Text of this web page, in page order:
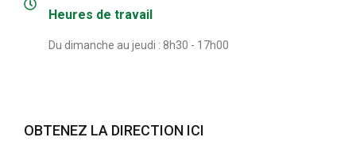
Heures de travail
Du dimanche au jeudi : 8h30 - 17h00
OBTENEZ LA DIRECTION ICI